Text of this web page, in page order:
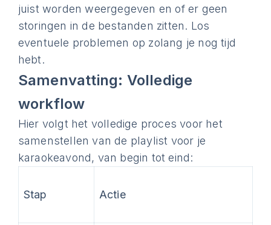
juist worden weergegeven en of er geen
storingen in de bestanden zitten. Los
eventuele problemen op zolang je nog tijd
hebt.
Samenvatting: Volledige
workflow
Hier volgt het volledige proces voor het
samenstellen van de playlist voor je
karaokeavond, van begin tot eind:
Stap Actie